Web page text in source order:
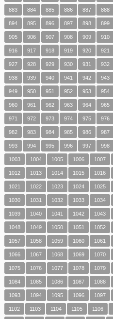
883 884 885 886 887 888
894 895 896 897 898 899
905 906 907 908 909 910
916 917 918 919 920 921
927 928 929 930 931 932
938 939 940 941 942 943
949 950 951 952 953 954
960 961 962 963 964 965
971 972 973 974 975 976
982 983 984 985 986 987
993 994 995 996 997 998
1003 1004 1005 1006 1007
1012 1013 1014 1015 1016
1021 1022 1023 1024 1025
1030 1031 1032 1033 1034
1039 1040 1041 1042 1043
1048 1049 1050 1051 1052
1057 1058 1059 1060 1061
1066 1067 1068 1069 1070
1075 1076 1077 1078 1079
1084 1085 1086 1087 1088
1093 1094 1095 1096 1097
1102 1103 1104 1105 1106